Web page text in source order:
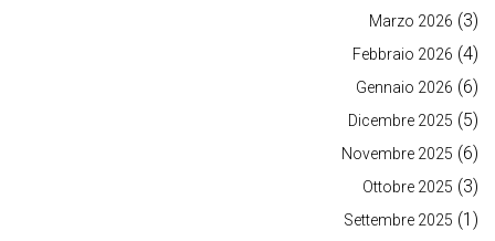
Marzo 2026 (3)
Febbraio 2026 (4)
Gennaio 2026 (6)
Dicembre 2025 (5)
Novembre 2025 (6)
Ottobre 2025 (3)
Settembre 2025 (1)